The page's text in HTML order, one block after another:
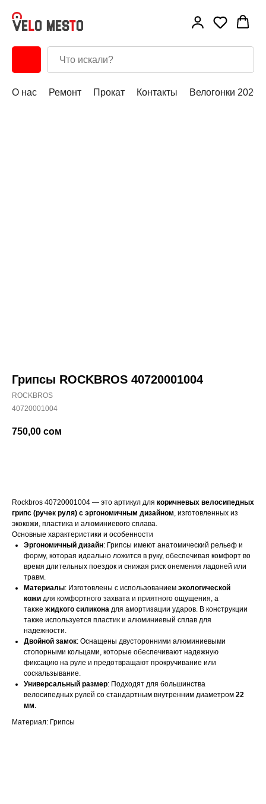
О нас Ремонт Прокат Контакты Велогонки 2026
Грипсы ROCKBROS 40720001004
ROCKBROS
40720001004
750,00 сом
Rockbros 40720001004 — это артикул для коричневых велосипедных
грипс (ручек руля) с эргономичным дизайном, изготовленных из
экокожи, пластика и алюминиевого сплава.
Основные характеристики и особенности
Эргономичный дизайн: Грипсы имеют анатомический рельеф и
форму, которая идеально ложится в руку, обеспечивая комфорт во
время длительных поездок и снижая риск онемения ладоней или
травм.
Материалы: Изготовлены с использованием экологической
кожи для комфортного захвата и приятного ощущения, а
также жидкого силикона для амортизации ударов. В конструкции
также используется пластик и алюминиевый сплав для
надежности.
Двойной замок: Оснащены двусторонними алюминиевыми
стопорными кольцами, которые обеспечивают надежную
фиксацию на руле и предотвращают прокручивание или
соскальзывание.
Универсальный размер: Подходят для большинства
велосипедных рулей со стандартным внутренним диаметром 22
мм.
Материал: Грипсы